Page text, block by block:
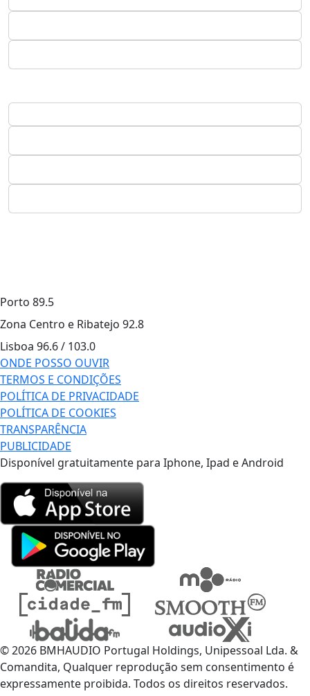
Porto 89.5
Zona Centro e Ribatejo 92.8
Lisboa 96.6 / 103.0
ONDE POSSO OUVIR
TERMOS E CONDIÇÕES
POLÍTICA DE PRIVACIDADE
POLÍTICA DE COOKIES
TRANSPARÊNCIA
PUBLICIDADE
Disponível gratuitamente para Iphone, Ipad e Android
© 2026 BMHAUDIO Portugal Holdings, Unipessoal Lda. &
Comandita, Qualquer reprodução sem consentimento é
expressamente proibida. Todos os direitos reservados.